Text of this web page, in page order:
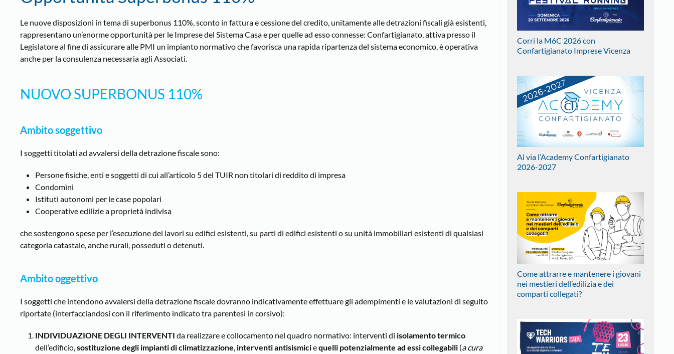
Le nuove disposizioni in tema di superbonus 110%, sconto in fattura e cessione del credito, unitamente alle detrazioni fiscali già esistenti,
rappresentano un’enorme opportunità per le Imprese del Sistema Casa e per quelle ad esso connesse: Confartigianato, attiva presso il
Legislatore al fine di assicurare alle PMI un impianto normativo che favorisca una rapida ripartenza del sistema economico, è operativa
anche per la consulenza necessaria agli Associati.
NUOVO SUPERBONUS 110%
Ambito soggettivo
I soggetti titolati ad avvalersi della detrazione fiscale sono:
Persone fisiche, enti e soggetti di cui all’articolo 5 del TUIR non titolari di reddito di impresa
Condomìni
Istituti autonomi per le case popolari
Cooperative edilizie a proprietà indivisa
che sostengono spese per l’esecuzione dei lavori su edifici esistenti, su parti di edifici esistenti o su unità immobiliari esistenti di qualsiasi
categoria catastale, anche rurali, posseduti o detenuti.
Ambito oggettivo
I soggetti che intendono avvalersi della detrazione fiscale dovranno indicativamente effettuare gli adempimenti e le valutazioni di seguito
riportate (interfacciandosi con il riferimento indicato tra parentesi in corsivo):
INDIVIDUAZIONE DEGLI INTERVENTI da realizzare e collocamento nel quadro normativo: interventi di isolamento termico
dell’edificio,sostituzione degli impianti di climatizzazione, interventi antisismiciequelli potenzialmente ad essi collegabili (a cura
Corri la M6C 2026 con
Confartigianato Imprese Vicenza
Al via l’Academy Confartigianato
2026-2027
Come attrarre e mantenere i giovani
nei mestieri dell’edilizia e dei
comparti collegati?